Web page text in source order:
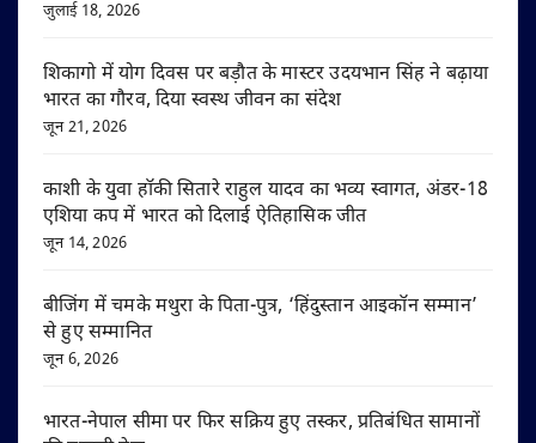
जुलाई 18, 2026
शिकागो में योग दिवस पर बड़ौत के मास्टर उदयभान सिंह ने बढ़ाया
भारत का गौरव, दिया स्वस्थ जीवन का संदेश
जून 21, 2026
काशी के युवा हॉकी सितारे राहुल यादव का भव्य स्वागत, अंडर-18
एशिया कप में भारत को दिलाई ऐतिहासिक जीत
जून 14, 2026
बीजिंग में चमके मथुरा के पिता-पुत्र, ‘हिंदुस्तान आइकॉन सम्मान’
से हुए सम्मानित
जून 6, 2026
भारत-नेपाल सीमा पर फिर सक्रिय हुए तस्कर, प्रतिबंधित सामानों